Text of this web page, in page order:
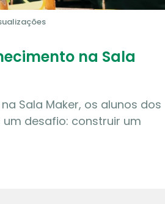
na Sala
Sala Maker, os alunos dos
desafio: construir um